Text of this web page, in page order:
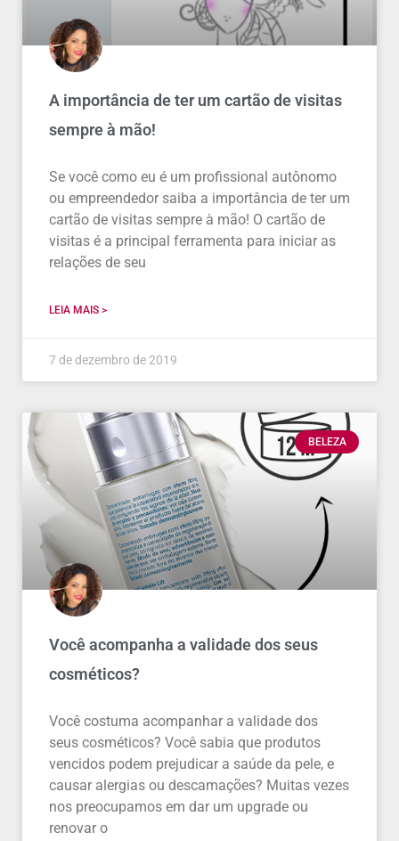
A importância de ter um cartão de visitas
sempre à mão!
Se você como eu é um profissional autônomo
ou empreendedor saiba a importância de ter um
cartão de visitas sempre à mão! O cartão de
visitas é a principal ferramenta para iniciar as
relações de seu
LEIA MAIS >
7 de dezembro de 2019
BELEZA
Você acompanha a validade dos seus
cosméticos?
Você costuma acompanhar a validade dos
seus cosméticos? Você sabia que produtos
vencidos podem prejudicar a saúde da pele, e
causar alergias ou descamações? Muitas vezes
nos preocupamos em dar um upgrade ou
renovar o